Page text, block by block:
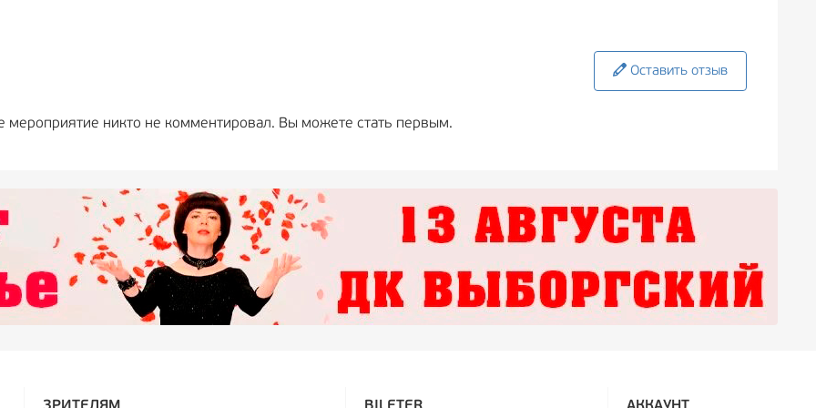
Оставить отзыв
мероприятие никто не комментировал. Вы можете стать первым.